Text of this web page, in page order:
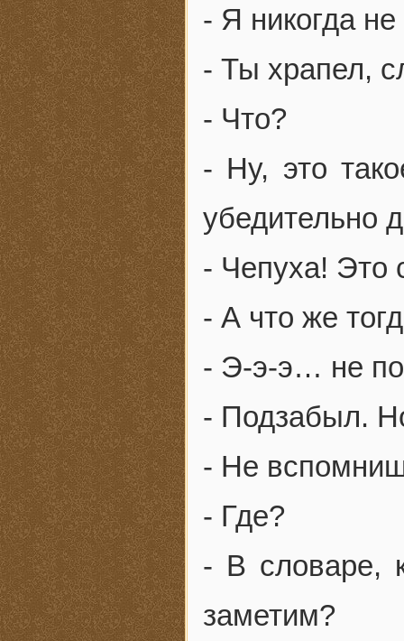
- Я никогда
- Ты храпел,
- Что?
- Ну, это
убедительно
- Чепуха! Это
- А что же
- Э-э-э… не
- Подзабыл.
- Не
- Где?
- В словаре,
заметим?